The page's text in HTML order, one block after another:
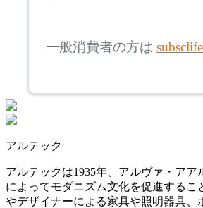
アイネクス
~
一般消費者の方は subsclife
アルテック
アルテックは1935年、アルヴァ・ア
によってモダニズム文化を促進する
やデザイナーによる家具や照明器具